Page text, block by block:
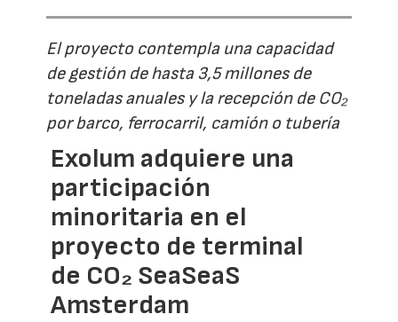
El proyecto contempla una capacidad
de gestión de hasta 3,5 millones de
toneladas anuales y la recepción de CO₂
por barco, ferrocarril, camión o tubería
Exolum adquiere una
participación
minoritaria en el
proyecto de terminal
de CO₂ SeaSeaS
Amsterdam